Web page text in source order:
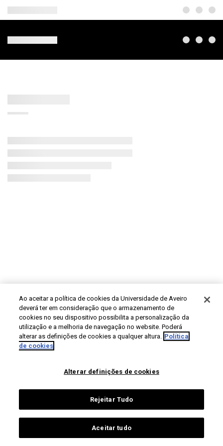
Ao aceitar a política de cookies da Universidade de Aveiro
deverá ter em consideração que o armazenamento de
cookies no seu dispositivo possibilita a personalização da
utilização e a melhoria de navegação no website. Poderá
alterar as definições de cookies a qualquer altura. Política
de cookies
Alterar definições de cookies
Rejeitar Tudo
Aceitar tudo